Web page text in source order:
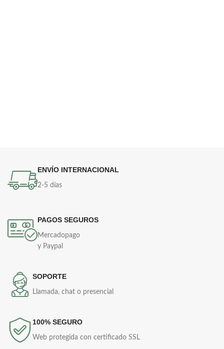
ENVÍO INTERNACIONAL
2-5 días
PAGOS SEGUROS
Mercadopago
y Paypal
SOPORTE
Llamada, chat o presencial
100% SEGURO
Web protegida con certificado SSL